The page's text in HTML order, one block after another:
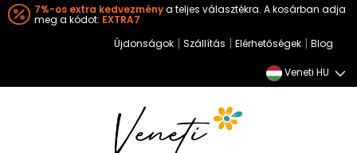
7%-os extra kedvezménya teljes választékra. A kosárban adja
meg a kódot: EXTRA7
Újdonságok | Szállítás | Elérhetőségek | Blog
Veneti HU